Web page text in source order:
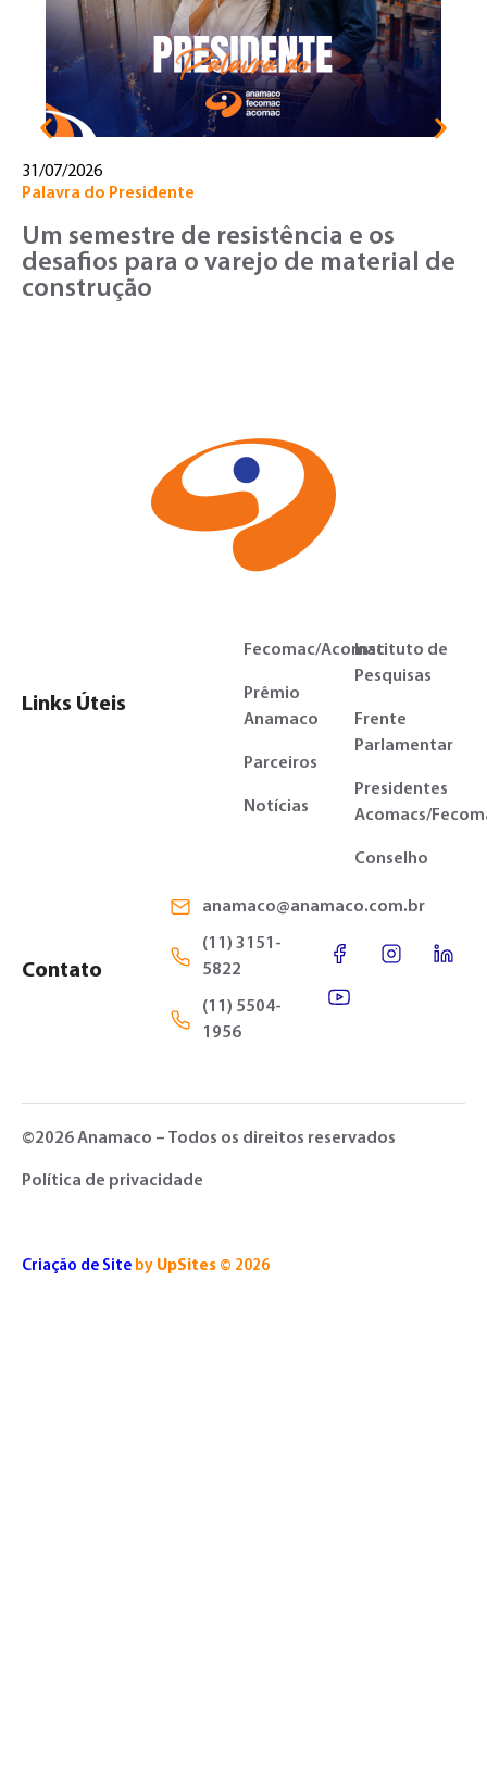
31/07/2026
Palavra do Presidente
Um semestre de resistência e os
desafios para o varejo de material de
construção
Links Úteis
Fecomac/Acomac
Prêmio
Anamaco
Parceiros
Notícias
Instituto de
Pesquisas
Frente
Parlamentar
Presidentes
Acomacs/
Conselho
Contato
anamaco@anamaco.com.br
(11) 3151-
5822
(11) 5504-
1956
©2026 Anamaco – Todos os direitos reservados
Política de privacidade
Criação de Site by UpSites © 2026